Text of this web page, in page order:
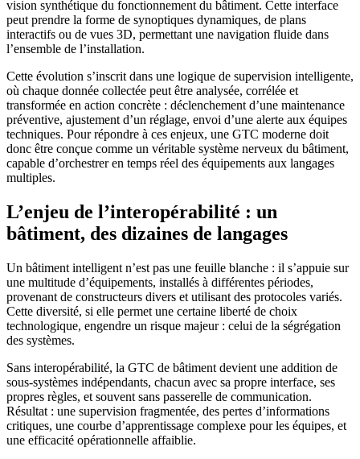
vision synthétique du fonctionnement du bâtiment. Cette interface
peut prendre la forme de synoptiques dynamiques, de plans
interactifs ou de vues 3D, permettant une navigation fluide dans
l’ensemble de l’installation.
Cette évolution s’inscrit dans une logique de supervision intelligente,
où chaque donnée collectée peut être analysée, corrélée et
transformée en action concrète : déclenchement d’une maintenance
préventive, ajustement d’un réglage, envoi d’une alerte aux équipes
techniques. Pour répondre à ces enjeux, une GTC moderne doit
donc être conçue comme un véritable système nerveux du bâtiment,
capable d’orchestrer en temps réel des équipements aux langages
multiples.
L’enjeu de l’interopérabilité : un
bâtiment, des dizaines de langages
Un bâtiment intelligent n’est pas une feuille blanche : il s’appuie sur
une multitude d’équipements, installés à différentes périodes,
provenant de constructeurs divers et utilisant des protocoles variés.
Cette diversité, si elle permet une certaine liberté de choix
technologique, engendre un risque majeur : celui de la ségrégation
des systèmes.
Sans interopérabilité, la GTC de bâtiment devient une addition de
sous-systèmes indépendants, chacun avec sa propre interface, ses
propres règles, et souvent sans passerelle de communication.
Résultat : une supervision fragmentée, des pertes d’informations
critiques, une courbe d’apprentissage complexe pour les équipes, et
une efficacité opérationnelle affaiblie.